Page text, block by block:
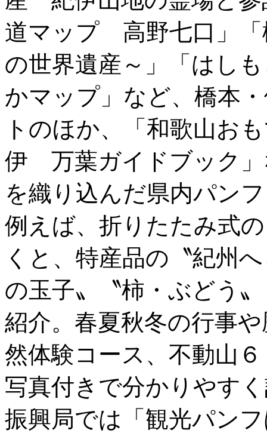
道マップ 高野七口」「
の世界遺産～」「はし
かマップ」など、橋本
トのほか、「和歌山お
伊 万葉ガイドブック」
を織り込んだ県内パン
例えば、折りたたみ式
くと、特産品の〝紀州
の玉子〟〝柿・ぶどう
紹介。春夏秋冬の行事
然体験コース、不動山
写真付きで分かりやす
振興局では「観光パン